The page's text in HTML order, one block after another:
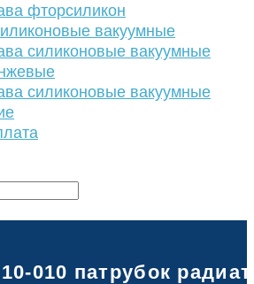
фторсиликон
вакуумные
силиконовые вакуумные
силиконовые вакуумные
010 патрубок